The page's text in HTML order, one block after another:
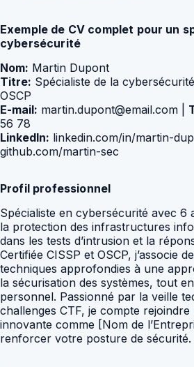
Exemple de CV complet pour un
cybersécurité
Nom: Martin Dupont
Titre: Spécialiste de la
OSCP
E-mail: martin.dupont@email.com |
56 78
LinkedIn: linkedin.com/in/martin-
github.com/martin-sec
Profil professionnel
Spécialiste en cybersécurité avec 6
la protection des infrastructures
dans les tests d’intrusion et la
Certifiée CISSP et OSCP, j’associe
techniques approfondies à une
la sécurisation des systèmes, tout
personnel. Passionné par la veille
challenges CTF, je compte
innovante comme [Nom de
renforcer votre posture de sécurité.